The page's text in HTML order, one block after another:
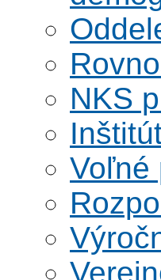
NKS
Voľné